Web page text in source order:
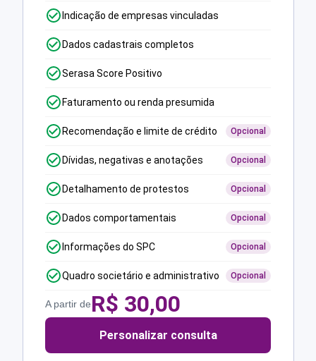
Indicação de empresas vinculadas
Dados cadastrais completos
Serasa Score Positivo
Faturamento ou renda presumida
Recomendação e limite de crédito Opcional
Dívidas, negativas e anotações Opcional
Detalhamento de protestos Opcional
Dados comportamentais Opcional
Informações do SPC Opcional
Quadro societário e administrativo Opcional
A partir deR$ 30,00
Personalizar consulta